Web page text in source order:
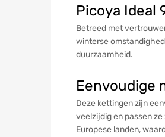
Picoya Ideal
Betreed met
winterse
duurzaamheid.
Eenvoudige
Deze kettingen zijn
veelzijdig en passen
Europese landen,